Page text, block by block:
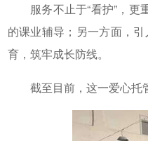
服务不止于“看护”，更
的课业辅导；另一方面，
育，筑牢成长防线。
截至目前，这一爱心托